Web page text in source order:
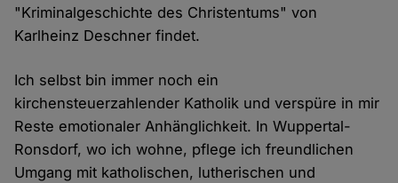
"Kriminalgeschichte des Christentums" von
Karlheinz Deschner findet.
Ich selbst bin immer noch ein
kirchensteuerzahlender Katholik und verspüre in mir
Reste emotionaler Anhänglichkeit. In Wuppertal-
Ronsdorf, wo ich wohne, pflege ich freundlichen
Umgang mit katholischen, lutherischen und